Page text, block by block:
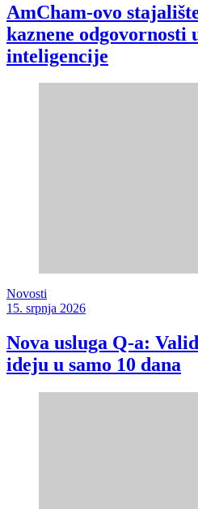
AmCham-ovo
kaznene odgovornosti
inteligencije
Novosti
15. srpnja 2026
Nova usluga Q-a:
ideju u samo 10 dana